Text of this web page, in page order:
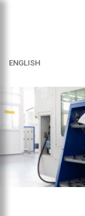
ENGLISH